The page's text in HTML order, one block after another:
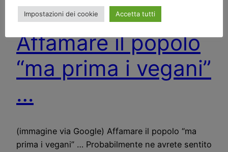
Affamare il popolo
“ma prima i vegani”
…
(immagine via Google) Affamare il popolo “ma
prima i vegani” … Probabilmente ne avrete sentito
Impostazioni dei cookie Accetta tutti